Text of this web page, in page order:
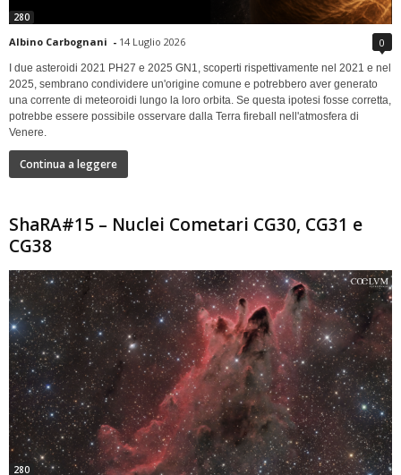
280
Albino Carbognani - 14 Luglio 2026 0
I due asteroidi 2021 PH27 e 2025 GN1, scoperti rispettivamente nel 2021 e nel
2025, sembrano condividere un'origine comune e potrebbero aver generato
una corrente di meteoroidi lungo la loro orbita. Se questa ipotesi fosse corretta,
potrebbe essere possibile osservare dalla Terra fireball nell'atmosfera di
Venere.
Continua a leggere
ShaRA#15 – Nuclei Cometari CG30, CG31 e
CG38
280